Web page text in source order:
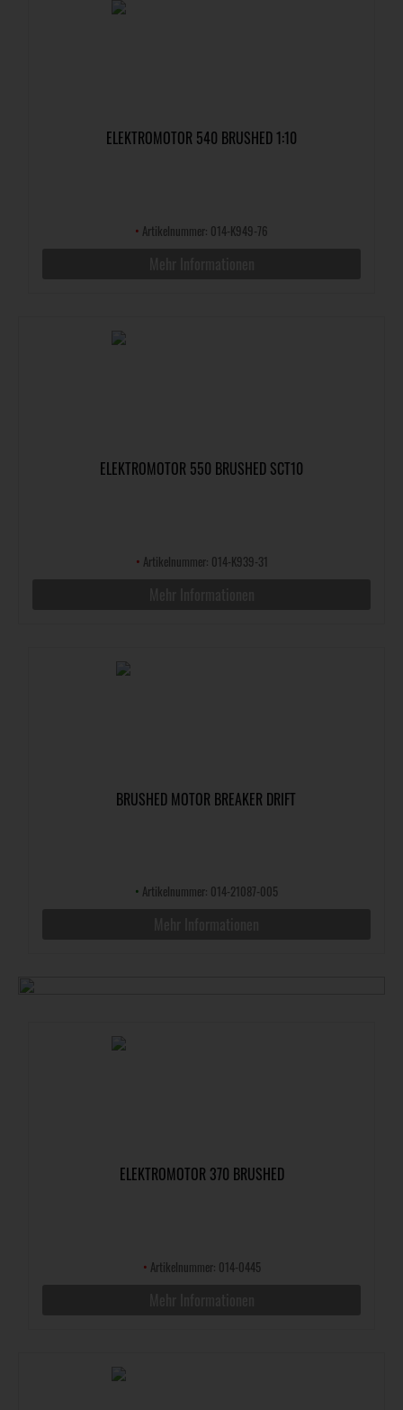
ELEKTROMOTOR 540 BRUSHED 1:10
• Artikelnummer: 014-K949-76
ELEKTROMOTOR 550 BRUSHED SCT10
• Artikelnummer: 014-K939-31
BRUSHED MOTOR BREAKER DRIFT
• Artikelnummer: 014-21087-005
ELEKTROMOTOR 370 BRUSHED
• Artikelnummer: 014-0445